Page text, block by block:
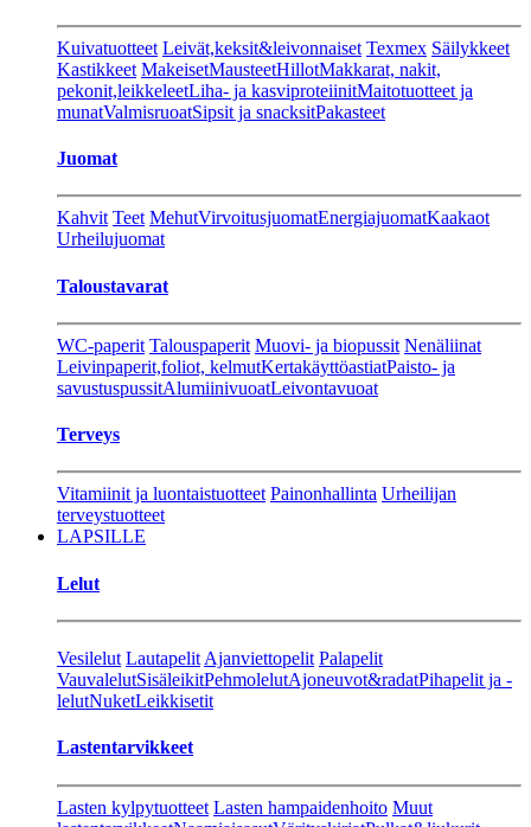
Kuivatuotteet Leivät,keksit&leivonnaiset Texmex Säilykkeet
Kastikkeet MakeisetMausteetHillotMakkarat, nakit,
pekonit,leikkeleetLiha- ja kasviproteiinitMaitotuotteet ja
munatValmisruoatSipsit ja snacksitPakasteet
Juomat
Kahvit Teet MehutVirvoitusjuomatEnergiajuomatKaakaot
Urheilujuomat
Taloustavarat
WC-paperit Talouspaperit Muovi- ja biopussit Nenäliinat
Leivinpaperit,foliot, kelmutKertakäyttöastiatPaisto- ja
savustuspussitAlumiinivuoatLeivontavuoat
Terveys
Vitamiinit ja luontaistuotteet Painonhallinta Urheilijan
terveystuotteet
LAPSILLE
Lelut
Vesilelut Lautapelit Ajanviettopelit Palapelit
VauvalelutSisäleikitPehmolelutAjoneuvot&radatPihapelit ja -
lelutNuketLeikkisetit
Lastentarvikkeet
Lasten kylpytuotteet Lasten hampaidenhoito Muut